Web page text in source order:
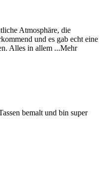
Atmosphäre, die
und es gab echt eine
Alles in allem ...Mehr
bemalt und bin super